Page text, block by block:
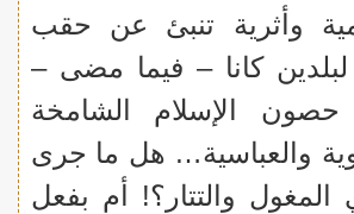
وأثرية تنبئ عن حقب
كانا – فيما مضى –
الإسلام الشامخة
والعباسية… هل ما جرى
والتتار؟! أم بفعل